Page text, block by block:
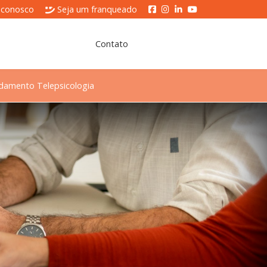
Seja um franqueado
Contato
Telepsicologia